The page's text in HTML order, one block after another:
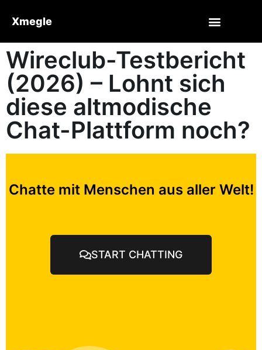
Xmegle
Wireclub-Testbericht
(2026) – Lohnt sich
diese altmodische
Chat-Plattform noch?
Chatte mit Menschen aus aller Welt!
START CHATTING